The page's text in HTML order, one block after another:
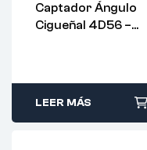
Captador Ángulo
Cigueñal 4D56 –
LEER MÁS